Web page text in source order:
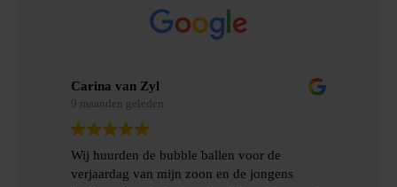
Carina van Zyl
9 maanden geleden
Wij huurden de bubble ballen voor de
verjaardag van mijn zoon en de jongens